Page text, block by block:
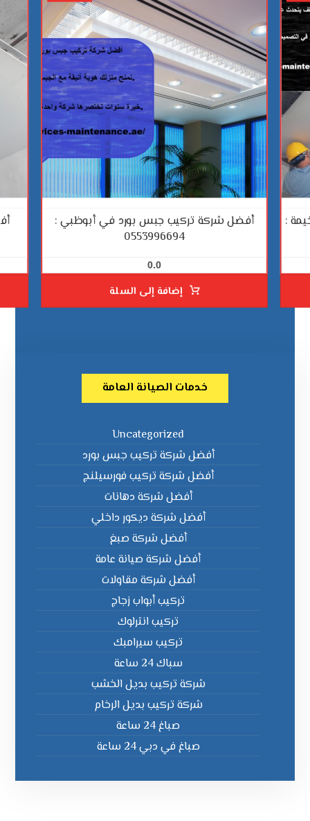
:
أفضل شركة تركيب جبس بورد في أبوظبي :
0553996694
0.0
إضافة إلى السلة
خدمات الصيانة العامة
Uncategorized
أفضل شركة تركيب جبس بورد
أفضل شركة تركيب فورسيلنج
أفضل شركة دهانات
أفضل شركة ديكور داخلي
أفضل شركة صبغ
أفضل شركة صيانة عامة
أفضل شركة مقاولات
تركيب أبواب زجاج
تركيب انترلوك
تركيب سيرامبك
سباك 24 ساعة
شركة تركيب بديل الخشب
شركة تركيب بديل الرخام
صباغ 24 ساعة
صباغ في دبي 24 ساعة